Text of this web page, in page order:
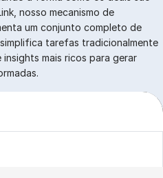
nosso mecanismo de
um conjunto completo de
tarefas tradicionalmente
mais ricos para gerar